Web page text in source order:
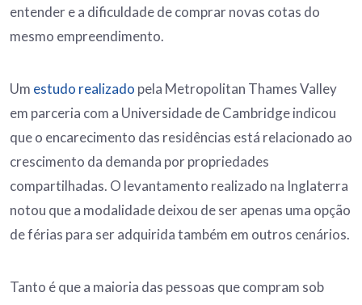
entender e a dificuldade de comprar novas cotas do
mesmo empreendimento.
Um estudo realizado pela Metropolitan Thames Valley
em parceria com a Universidade de Cambridge indicou
que o encarecimento das residências está relacionado ao
crescimento da demanda por propriedades
compartilhadas. O levantamento realizado na Inglaterra
notou que a modalidade deixou de ser apenas uma opção
de férias para ser adquirida também em outros cenários.
Tanto é que a maioria das pessoas que compram sob